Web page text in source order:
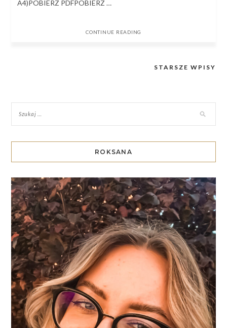
A4)POBIERZ PDFPOBIERZ …
CONTINUE READING
wpisach
STARSZE WPISY
ROKSANA